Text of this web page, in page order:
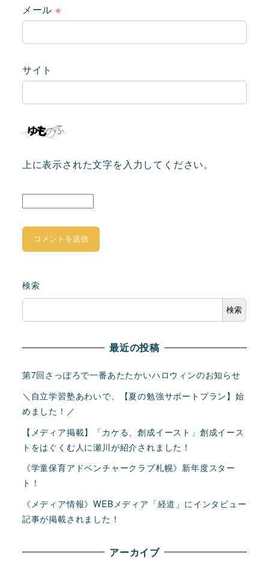
メール ※
サイト
上に表示された文字を入力してください。
検索
検索
最近の投稿
第7回さっぽろで一番あたたかいハロウィンのお知らせ
＼自立学習塾あわいで、【夏の勉強サポートプラン】始
めました！／
【メディア掲載】「カケる、創成イースト」創成イース
トをはぐくむ人に瀬川が紹介されました！
《学童保育アドベンチャークラブ札幌》新年度スター
ト！
《メディア情報》WEBメディア「経道」にインタビュー
記事が掲載されました！
アーカイブ